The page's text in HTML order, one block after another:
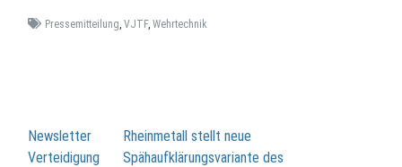
Pressemitteilung, VJTF, Wehrtechnik
Beitragsnavigation
Newsletter
Verteidigung
Rheinmetall stellt neue
Spähaufklärungsvariante des